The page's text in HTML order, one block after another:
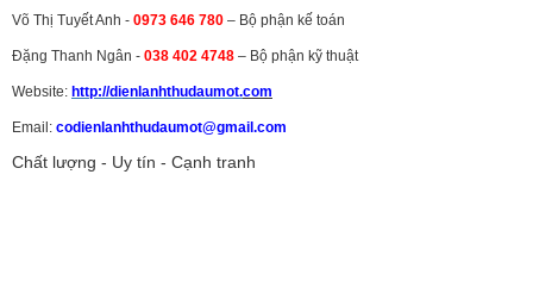
Võ Thị Tuyết Anh - 0973 646 780 – Bộ phận kế toán
Đặng Thanh Ngân - 038 402 4748 – Bộ phận kỹ thuật
Website: http://dienlanhthudaumot.com
Email: codienlanhthudaumot@gmail.com
Chất lượng - Uy tín - Cạnh tranh